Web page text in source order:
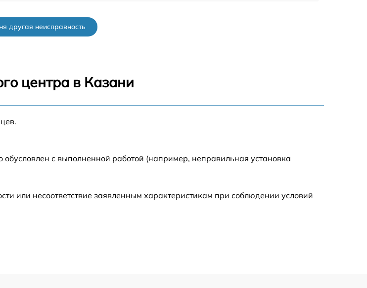
от 60 мин
от 60 мин 450 р
другая неисправность
центра в Казани
с выполненной работой (например, неправильная установка
или несоответствие заявленным характеристикам при соблюдении условий